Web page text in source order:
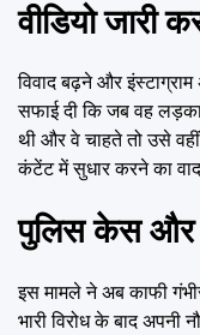
वीडियो जारी
विवाद बढ़ने और
सफाई दी कि जब वह
थी और वे चाहते तो उसे
कंटेंट में सुधार करने का
पुलिस केस और
इस मामले ने अब काफी
भारी विरोध के बाद